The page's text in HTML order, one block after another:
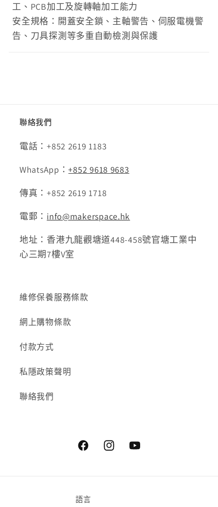
工、PCB加工及旋轉軸加工能力
安全規格：開蓋安全鎖、主軸警告、伺服電機警
告、刀具探測等多重自動檢測與保護
聯絡我們
電話：+852 2619 1183
WhatsApp：+852 9618 9683
傳真：+852 2619 1718
電郵： info@makerspace.hk
地址：香港九龍觀塘道448-458號官塘工業中
心三期7樓V室
維修保養服務條款
網上購物條款
付款方式
私隱政策聲明
聯絡我們
FacebookInstagramYouTube
語言